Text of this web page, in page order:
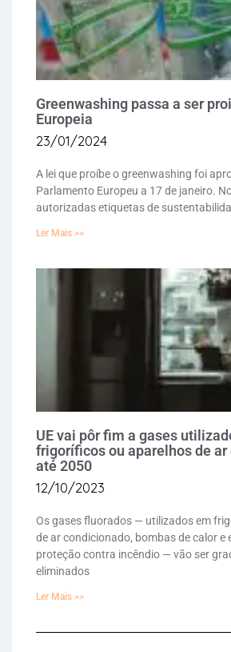
Greenwashing passa a ser
Europeia
23/01/2024
A lei que proíbe o greenwashing foi
Parlamento Europeu a 17 de janeiro.
autorizadas etiquetas de
Ler Mais >>
UE vai pôr fim a gases
frigoríficos ou aparelhos de
até 2050
12/10/2023
Os gases fluorados — utilizados em
de ar condicionado, bombas de calor e
proteção contra incêndio — vão ser
eliminados
Ler Mais >>